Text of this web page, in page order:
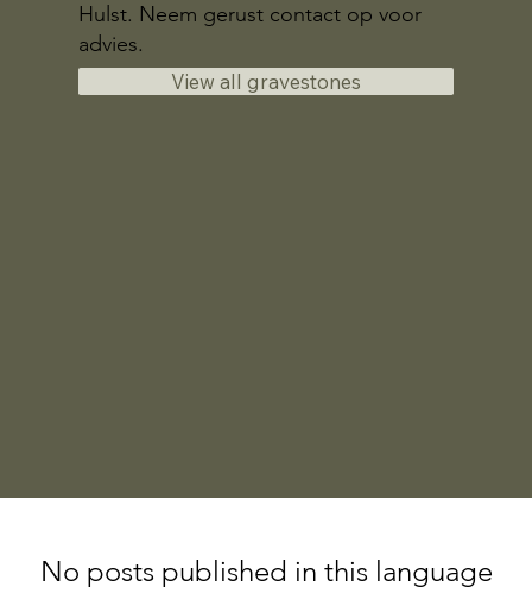
Hulst. Neem gerust contact op voor
advies.
View all gravestones
No posts published in this language